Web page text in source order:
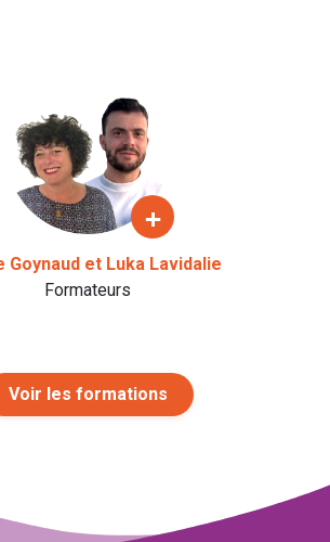
+Voir le
Goynaud et Luka Lavidalie
Formateurs
Voir les formations